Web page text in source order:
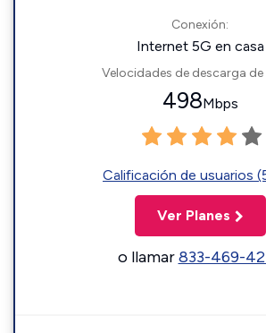
Conexión:
Internet 5G en casa
Velocidades de descarga
498Mbps
Calificación de usuarios
Ver Planes
o llamar833-469-